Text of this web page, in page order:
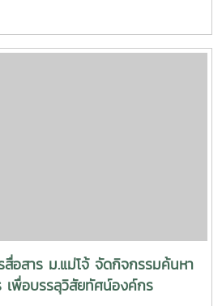
ชุม InC 203 ชั้น 2 คณะสารสนเทศ
ชุดนักศึกษาให้เรียบร้อย ** (โดยให้
สื่อสาร ม.แม่โจ้ จัดกิจกรรมค้นหา
เพื่อบรรลุวิสัยทัศน์องค์กร